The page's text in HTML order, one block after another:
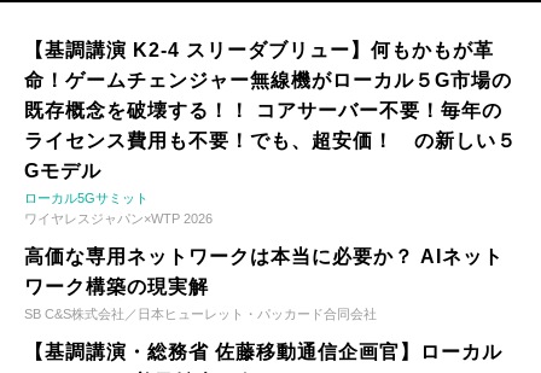
【基調講演 K2-4 スリーダブリュー】何もかもが革
命！ゲームチェンジャー無線機がローカル５G市場の
既存概念を破壊する！！ コアサーバー不要！毎年の
ライセンス費用も不要！でも、超安価！ の新しい５
Gモデル
ローカル5Gサミット
ワイヤレスジャパン×WTP 2026
高価な専用ネットワークは本当に必要か？ AIネット
ワーク構築の現実解
SB C&S株式会社／日本ヒューレット・パッカード合同会社
【基調講演・総務省 佐藤移動通信企画官】ローカル